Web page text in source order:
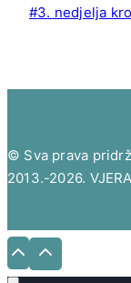
Post
#3. nedjelja
© Sva prava
2013.-2026.